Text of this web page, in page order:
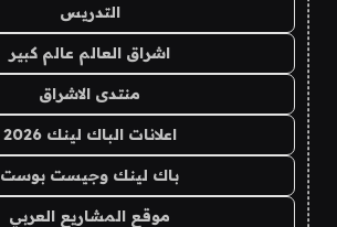
التدريس
اشراق العالم عالم كبير
منتدى الاشراق
اعلانات الباك لينك 2026
باك لينك وجيست بوست
موقع المشاريع العربي